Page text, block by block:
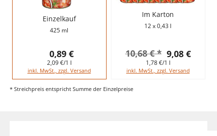
Einzelkauf
425 ml
0,89 €
2,09 €/1 l
inkl. MwSt., zzgl. Versand
Im Karton
12 x 0,43 l
9,08 €
10,68 € *
1,78 €/1 l
inkl. MwSt., zzgl. Versand
* Streichpreis entspricht Summe der Einzelpreise